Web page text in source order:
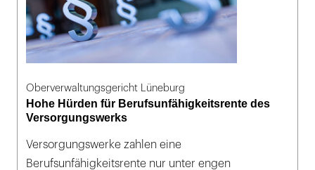
Oberverwaltungsgericht Lüneburg
Hohe Hürden für Berufsunfähigkeitsrente des
Versorgungswerks
Versorgungswerke zahlen eine
Berufsunfähigkeitsrente nur unter engen